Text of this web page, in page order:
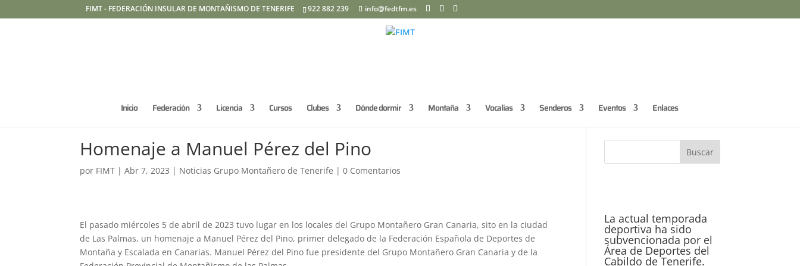
FIMT - FEDERACIÓN INSULAR DE MONTAÑISMO DE TENERIFE 922 882 239 info@fedtfm.es
Inicio Federación Licencia Cursos Clubes Dónde dormir Montaña Vocalías Senderos Eventos Enlaces
Homenaje a Manuel Pérez del Pino
por FIMT |Abr 7, 2023 | Noticias Grupo Montañero de Tenerife |0 Comentarios
El pasado miércoles 5 de abril de 2023 tuvo lugar en los locales del Grupo Montañero Gran Canaria, sito en la ciudad
de Las Palmas, un homenaje a Manuel Pérez del Pino, primer delegado de la Federación Española de Deportes de
Montaña y Escalada en Canarias. Manuel Pérez del Pino fue presidente del Grupo Montañero Gran Canaria y de la
La actual temporada
deportiva ha sido
subvencionada por el
Área de Deportes del
Cabildo de Tenerife.